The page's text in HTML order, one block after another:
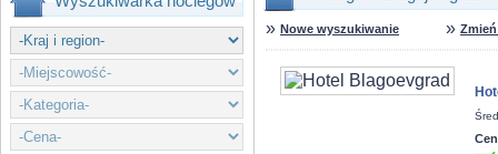
» Nowe wyszukiwanie »